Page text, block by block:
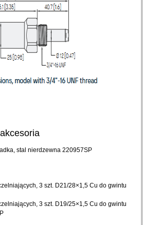
stal nierdzewna 220957SP
3 szt. D21/28×1,5 Cu do gwintu
3 szt. D19/25×1,5 Cu do gwintu